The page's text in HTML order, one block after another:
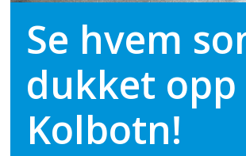
Se hvem
dukket opp
Kolbotn!